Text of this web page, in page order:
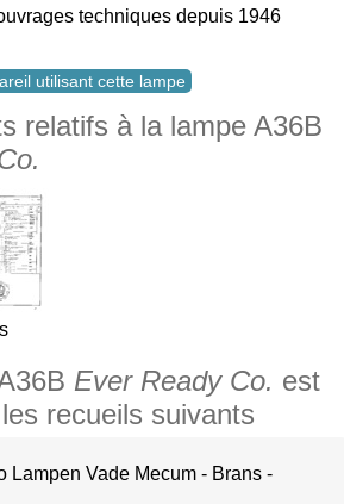
techniques depuis 1946
utilisant cette lampe
relatifs à la lampe A36B
Ever Ready Co. est
recueils suivants
Lampen Vade Mecum - Brans -